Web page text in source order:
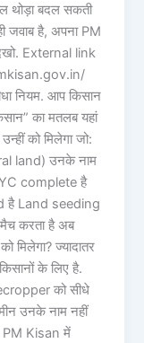
थोड़ा बदल सकती
जवाब है, अपना PM
External link
नियम. आप किसान
का मतलब यहां
को मिलेगा जो:
land) उनके नाम
complete है
है Land seeding
करता है अब
मिलेगा? ज्यादातर
के लिए है.
को सीधे
उनके नाम नहीं
PM Kisan में